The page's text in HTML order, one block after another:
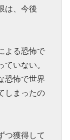
は、今後
よる恐怖で
いない。
恐怖で世界
しまったの
つ獲得して